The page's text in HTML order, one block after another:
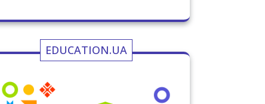
EDUCATION.UA